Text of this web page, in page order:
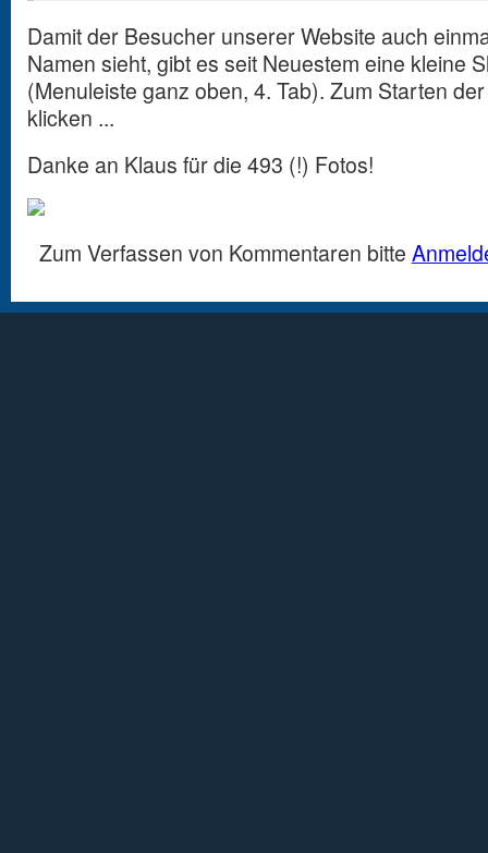
Damit der Besucher unserer Website auch
Namen sieht, gibt es seit Neuestem eine kleine
(Menuleiste ganz oben, 4. Tab). Zum Starten
klicken ...
Danke an Klaus für die 493 (!) Fotos!
Zum Verfassen von Kommentaren bitte